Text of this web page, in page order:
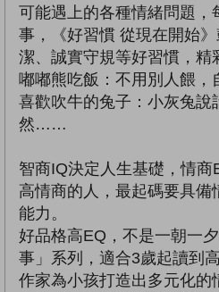
可能遇上的各種情緒問題，
事，《好習慣 從現在開始
潔、誠實守規等好習慣，精
嘟嘟熊吃飯：不用別人餵，
喜歡吹牛的兔子：小灰兔說
然……
智商IQ決定人生基礎，情
高情商的人，最起碼要具備
能力。
好品格高EQ，不是一朝一
事」系列，適合3歲起讀到
作家為小孩打造出多元化的